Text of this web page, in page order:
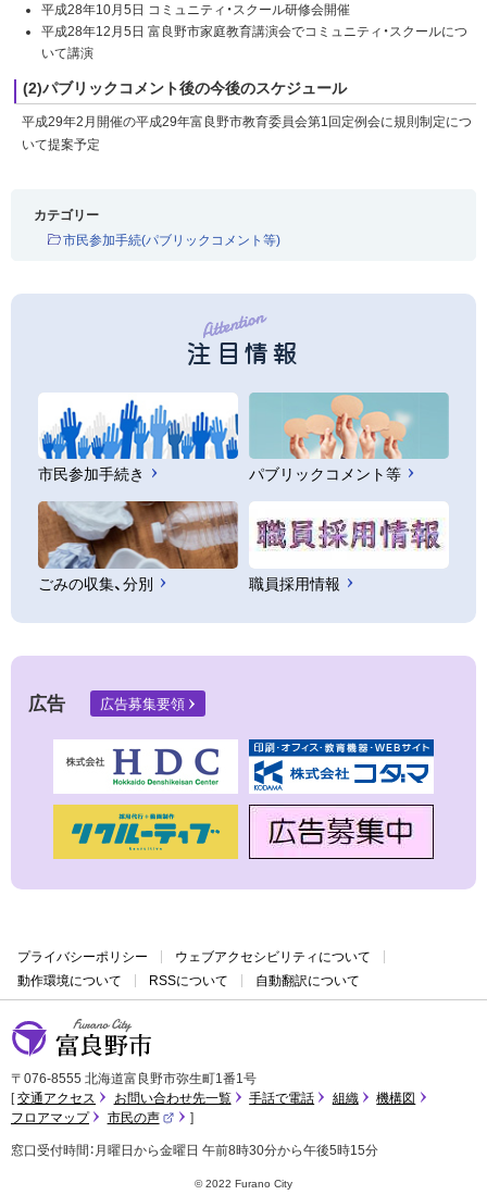
平成28年10月5日 コミュニティ・スクール研修会開催
平成28年12月5日 富良野市家庭教育講演会でコミュニティ・スクールにつ
いて講演
(2)パブリックコメント後の今後のスケジュール
平成29年2月開催の平成29年富良野市教育委員会第1回定例会に規則制定につ
いて提案予定
カテゴリー
市民参加手続(パブリックコメント等)
注目情報
市民参加手続き パブリックコメント等
ごみの収集、分別 職員採用情報
広告 広告募集要領
プライバシーポリシー
ウェブアクセシビリティについて
動作環境について
RSSについて 自動翻訳について
〒076-8555 北海道富良野市弥生町1番1号
交通アクセス
お問い合わせ先一覧 手話で電話 組織
機構図
フロアマップ
市民の声
外
部
窓口受付時間：月曜日から金曜日 午前8時30分から午後5時15分
© 2022 Furano City